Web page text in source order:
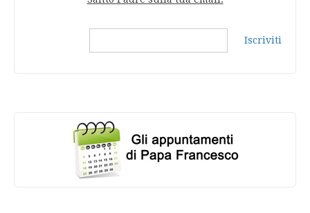
Iscriviti